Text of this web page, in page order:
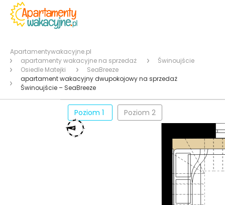
Apartamentywakacyjne.pl
apartamenty wakacyjne na sprzedaż
Świnoujście
Osiedle Matejki
SeaBreeze
apartament wakacyjny dwupokojowy na sprzedaż
Świnoujście – SeaBreeze
Poziom 1 Poziom 2